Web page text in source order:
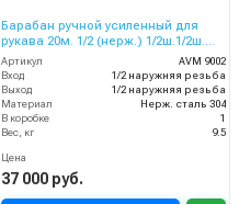
Барабан ручной усиленный для
рукава 20м. 1/2 (нерж.) 1/2ш.1/2ш.
200 бар
Артикул
AVM 9002
Вход
1/2 наружняя резьба
Выход
1/2 наружняя резьба
Материал
Нерж. сталь 304
В коробке
1
Вес, кг
9.5
Цена
37 000 руб.